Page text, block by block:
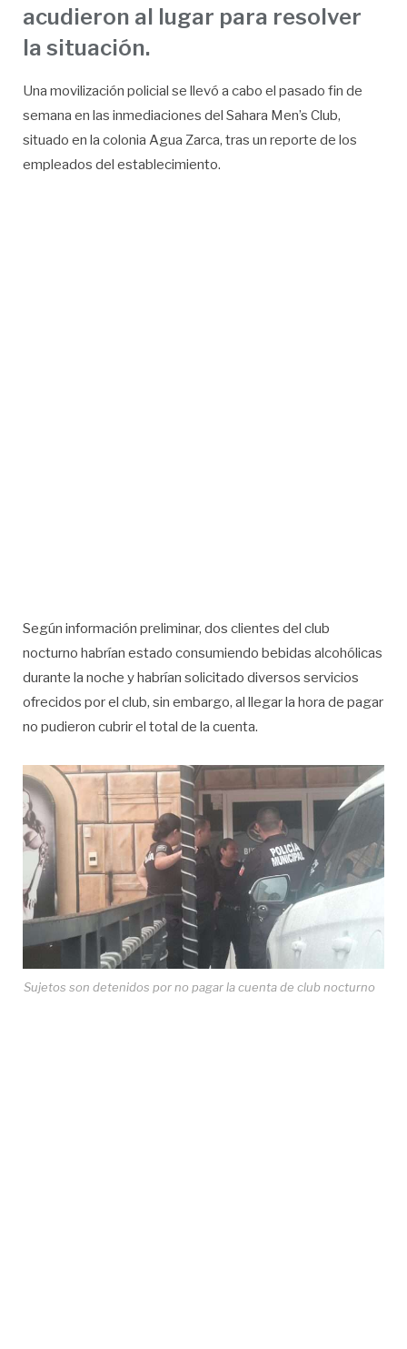
acudieron al lugar para resolver
la situación.
Una movilización policial se llevó a cabo el pasado fin de
semana en las inmediaciones del Sahara Men’s Club,
situado en la colonia Agua Zarca, tras un reporte de los
empleados del establecimiento.
Según información preliminar, dos clientes del club
nocturno habrían estado consumiendo bebidas alcohólicas
durante la noche y habrían solicitado diversos servicios
ofrecidos por el club, sin embargo, al llegar la hora de pagar
no pudieron cubrir el total de la cuenta.
Sujetos son detenidos por no pagar la cuenta de club nocturno